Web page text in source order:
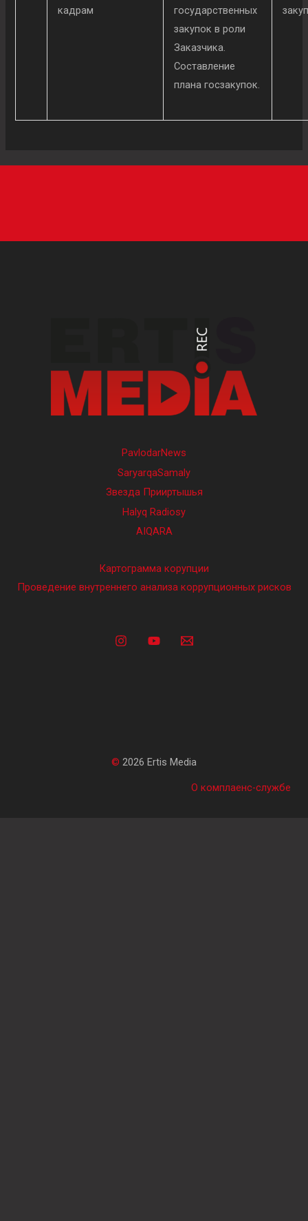
кадрам
государственных
закупок в роли
Заказчика.
Составление
плана госзакупок.
PavlodarNews
SaryarqaSamaly
Звезда Прииртышья
Halyq Radiosy
AIQARA
Картограмма корупции
Проведение внутреннего анализа коррупционных рисков
© 2026 Ertis Media
О комплаенс-службе